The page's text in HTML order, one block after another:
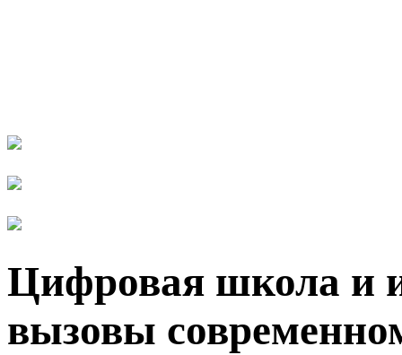
Цифровая школа и
вызовы